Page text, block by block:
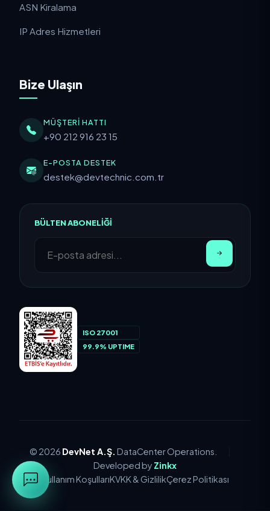
ASN Kiralama
IP Adres Hizmetleri
Bize Ulaşın
MÜŞTERI HATTI
+90 212 916 23 15
E-POSTA DESTEK
destek@devtechnic.com.tr
BÜLTEN ABONELIĞI
ISO 27001
99.9% UPTIME
© 2026 DevNet A.Ş. DataCenter Operations.
Developed by Zinkx
Kullanım KoşullarıKVKK & GizlilikÇerez Politikası